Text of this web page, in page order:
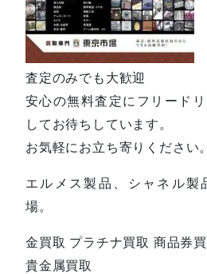
査定のみでも大歓迎
安心の無料査定にフリード
してお待ちしています。
お気軽にお立ち寄りください。
エルメス製品、シャネル製
場。
金買取 プラチナ買取 商品券
貴金属買取